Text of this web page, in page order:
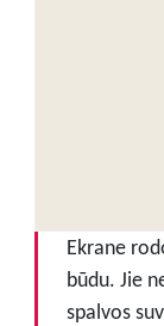
Ekrane
būdu. Jie
spalvos